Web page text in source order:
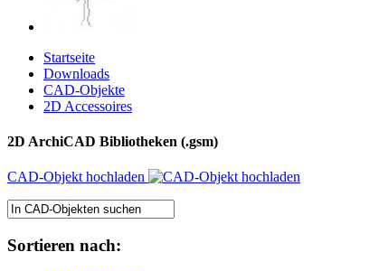
Startseite
Downloads
CAD-Objekte
2D Accessoires
2D ArchiCAD Bibliotheken (.gsm)
CAD-Objekt hochladen
Sortieren nach: